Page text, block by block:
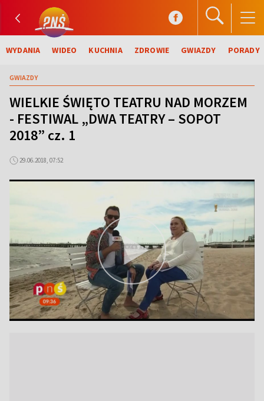
WYDANIA WIDEO KUCHNIA ZDROWIE GWIAZDY PORADY
GWIAZDY
WIELKIE ŚWIĘTO TEATRU NAD MORZEM
- FESTIWAL „DWA TEATRY – SOPOT
2018” cz. 1
29.06.2018, 07:52